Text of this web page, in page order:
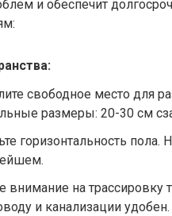
и обеспечит
свободное место для
размеры: 20-30 см
горизонтальность
внимание на трассировку
и канализации удобен.